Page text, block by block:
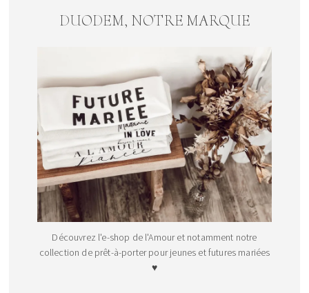
DUODEM, NOTRE MARQUE
Découvrez l'e-shop de l'Amour et notamment notre
collection de prêt-à-porter pour jeunes et futures mariées
♥